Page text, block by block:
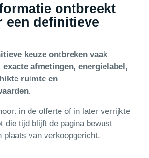
ontbreekt
een definitieve
keuze ontbreken vaak
afmetingen, energielabel,
ruimte en
in de offerte of in later verrijkte
die tijd blijft de pagina bewust
plaats van verkoopgericht.